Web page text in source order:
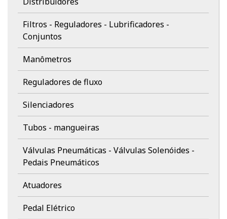
Filtros - Reguladores - Lubrificadores -
Conjuntos
Manômetros
Reguladores de fluxo
Silenciadores
Tubos - mangueiras
Válvulas Pneumáticas - Válvulas Solenóides -
Pedais Pneumáticos
Atuadores
Pedal Elétrico